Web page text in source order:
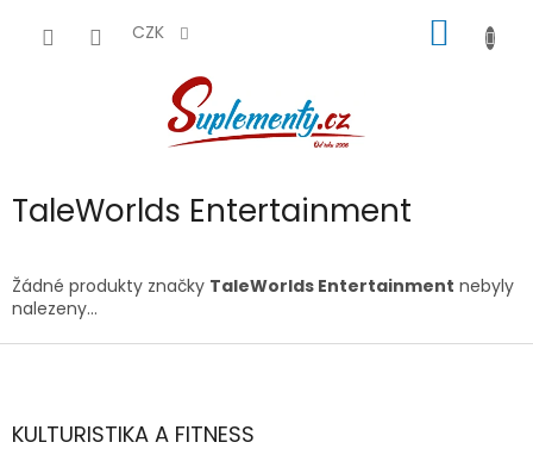
CZK
KOŠÍK
TaleWorlds Entertainment
Žádné produkty značky TaleWorlds Entertainment nebyly
nalezeny...
Z
aKULTURISTIKA A FITNESS